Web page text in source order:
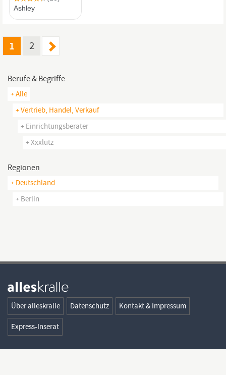
1 2
Berufe & Begriffe
+ Alle
+ Vertrieb, Handel, Verkauf
+ Einrichtungsberater
+ Xxxlutz
Regionen
+ Deutschland
+ Berlin
Über alleskralle Datenschutz Kontakt & Impressum
Express-Inserat